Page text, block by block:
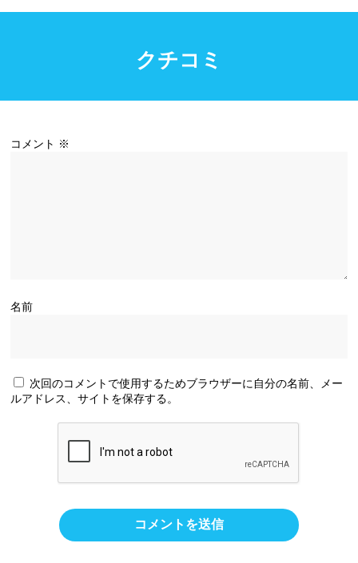
クチコミ
コメント ※
名前
次回のコメントで使用するためブラウザーに自分の名前、メー
ルアドレス、サイトを保存する。